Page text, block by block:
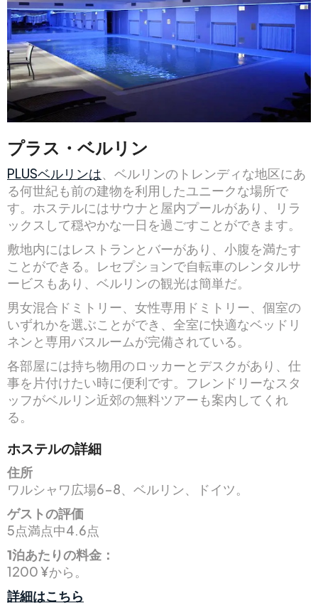
プラス・ベルリン
PLUSベルリンは、ベルリンのトレンディな地区にあ
る何世紀も前の建物を利用したユニークな場所で
す。ホステルにはサウナと屋内プールがあり、リラ
ックスして穏やかな一日を過ごすことができます。
敷地内にはレストランとバーがあり、小腹を満たす
ことができる。レセプションで自転車のレンタルサ
ービスもあり、ベルリンの観光は簡単だ。
男女混合ドミトリー、女性専用ドミトリー、個室の
いずれかを選ぶことができ、全室に快適なベッドリ
ネンと専用バスルームが完備されている。
各部屋には持ち物用のロッカーとデスクがあり、仕
事を片付けたい時に便利です。フレンドリーなスタ
ッフがベルリン近郊の無料ツアーも案内してくれ
る。
ホステルの詳細
住所
ワルシャワ広場6-8、ベルリン、ドイツ。
ゲストの評価
5点満点中4.6点
1泊あたりの料金：
1200 ¥から。
詳細はこちら